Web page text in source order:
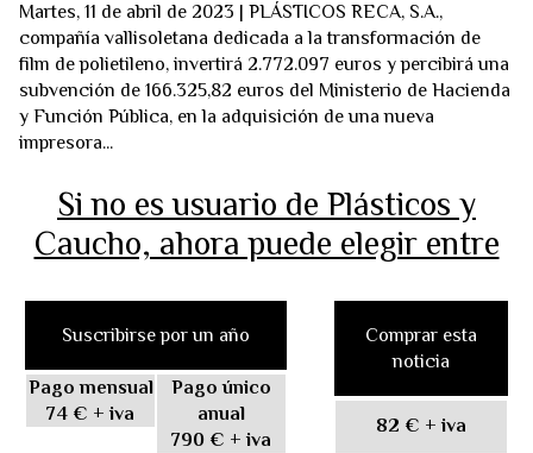
Martes, 11 de abril de 2023 | PLÁSTICOS RECA, S.A.,
compañía vallisoletana dedicada a la transformación de
film de polietileno, invertirá 2.772.097 euros y percibirá una
subvención de 166.325,82 euros del Ministerio de Hacienda
y Función Pública, en la adquisición de una nueva
impresora...
Si no es usuario de Plásticos y
Caucho, ahora puede elegir entre
Suscribirse por un año
Pago mensual
74 € + iva
Pago único
anual
790 € + iva
Comprar esta
noticia
82 € + iva